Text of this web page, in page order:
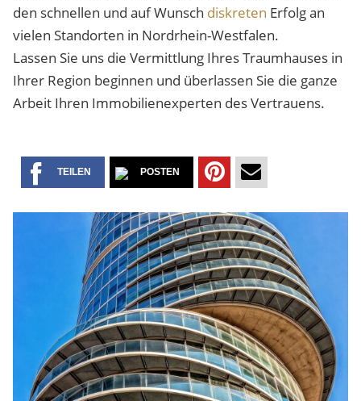
den schnellen und auf Wunsch diskreten Erfolg an
vielen Standorten in Nordrhein-Westfalen.
Lassen Sie uns die Vermittlung Ihres Traumhauses in
Ihrer Region beginnen und überlassen Sie die ganze
Arbeit Ihren Immobilienexperten des Vertrauens.
TEILEN POSTEN TEILEN
PINTERESTVERSENDEN